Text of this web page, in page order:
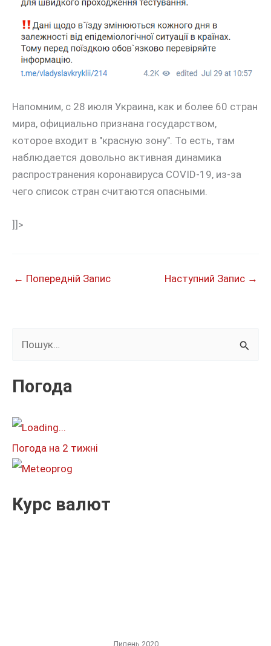
Напомним, с 28 июля Украина, как и более 60 стран
мира, официально признана государством,
которое входит в "красную зону". То есть, там
наблюдается довольно активная динамика
распространения коронавируса COVID-19, из-за
чего список стран считаются опасными.
]]>
← Попередній Запис Наступний Запис →
к
т
:
Погода
Погода на 2 тижні
Курс валют
Липень 2020